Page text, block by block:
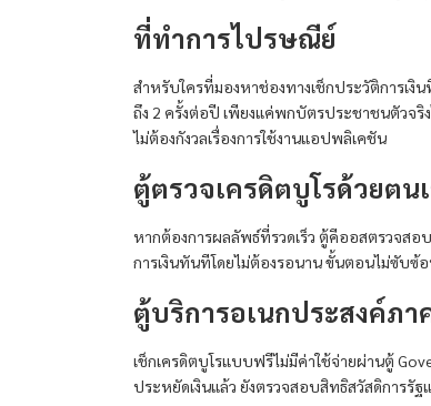
ที่ทำการไปรษณีย์
สำหรับใครที่มองหาช่องทางเช็กประวัติการเ
ถึง 2 ครั้งต่อปี เพียงแค่พกบัตรประชาชนตัวจริ
ไม่ต้องกังวลเรื่องการใช้งานแอปพลิเคชัน
ตู้ตรวจเครดิตบูโรด้วยตน
หากต้องการผลลัพธ์ที่รวดเร็ว ตู้คีออสตรวจส
การเงินทันทีโดยไม่ต้องรอนาน ขั้นตอนไม่ซับซ้
ตู้บริการอเนกประสงค์ภา
เช็กเครดิตบูโรแบบฟรีไม่มีค่าใช้จ่ายผ่านตู้
ประหยัดเงินแล้ว ยังตรวจสอบสิทธิสวัสดิการรัฐ